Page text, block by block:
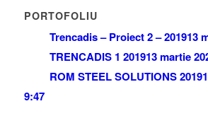
PORTOFOLIU
Trencadis – Proiect 2 – 201913
TRENCADIS 1 201913 martie
ROM STEEL SOLUTIONS 2019
9:47